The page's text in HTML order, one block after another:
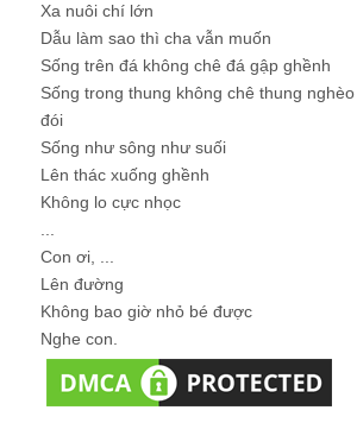
Xa nuôi chí lớn
Dẫu làm sao thì cha vẫn muốn
Sống trên đá không chê đá gập ghềnh
Sống trong thung không chê thung nghèo
đói
Sống như sông như suối
Lên thác xuống ghềnh
Không lo cực nhọc
...
Con ơi, ...
Lên đường
Không bao giờ nhỏ bé được
Nghe con.